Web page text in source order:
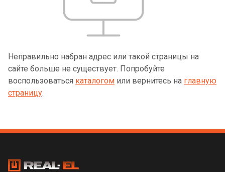
Неправильно набран адрес или такой страницы на
сайте больше не существует. Попробуйте
воспользоваться каталогом или вернитесь на главную
страницу.